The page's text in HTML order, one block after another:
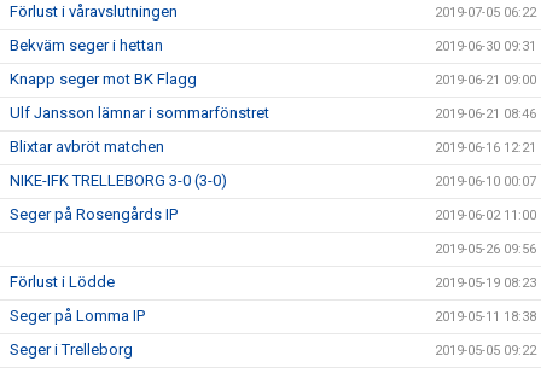
Förlust i våravslutningen 2019-07-05 06:22
Bekväm seger i hettan 2019-06-30 09:31
Knapp seger mot BK Flagg 2019-06-21 09:00
Ulf Jansson lämnar i sommarfönstret 2019-06-21 08:46
Blixtar avbröt matchen 2019-06-16 12:21
NIKE-IFK TRELLEBORG 3-0 (3-0) 2019-06-10 00:07
Seger på Rosengårds IP 2019-06-02 11:00
2019-05-26 09:56
Förlust i Lödde 2019-05-19 08:23
Seger på Lomma IP 2019-05-11 18:38
Seger i Trelleborg 2019-05-05 09:22